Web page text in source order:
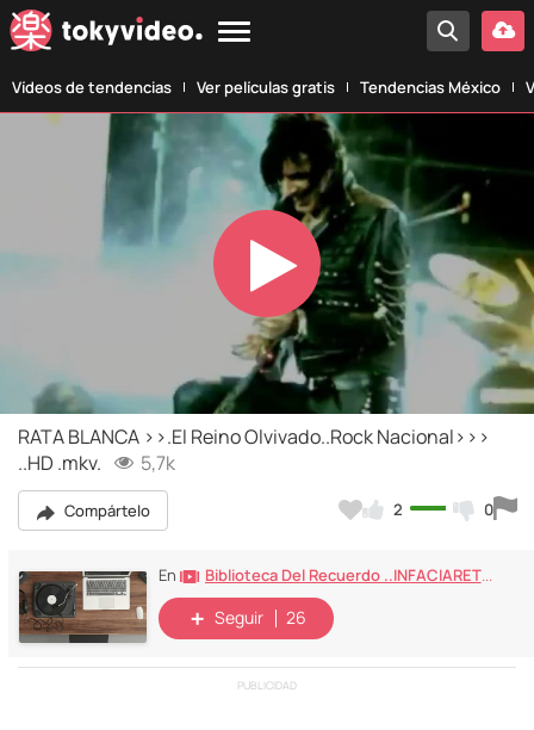
Vídeos de tendencias Ver películas gratis Tendencias México
Play
Video
RATA BLANCA >>.El Reino Olvivado..Rock Nacional>>>
..HD .mkv.
5,7k
Compártelo 2 0
En Biblioteca Del Recuerdo ..INFACIARETRO...80 90 REC
Seguir 26
PUBLICIDAD